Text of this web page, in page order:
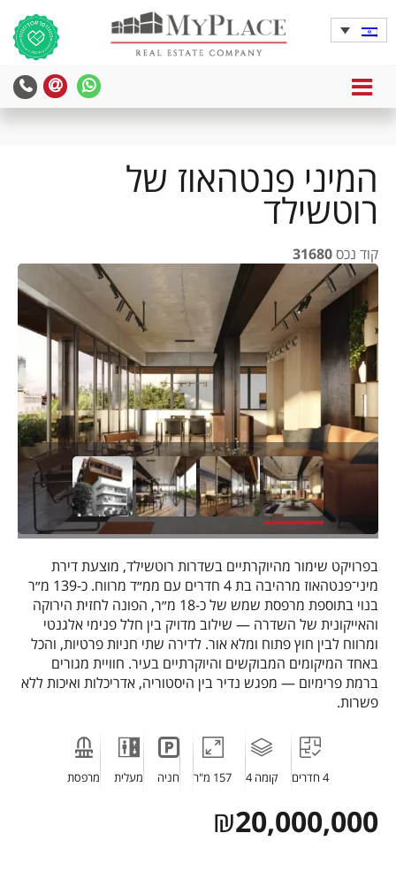
MyPlace
-
-
MENU
המיני פנטהאוז של
רוטשילד
קוד נכס31680
בפרויקט שימור מהיוקרתיים בשדרות רוטשילד, מוצעת דירת
מיני־פנטהאוז מרהיבה בת 4 חדרים עם ממ״ד מרווח. כ-139 מ״ר
בנוי בתוספת מרפסת שמש של כ-18 מ״ר, הפונה לחזית הירוקה
והאייקונית של השדרה — שילוב מדויק בין חלל פנימי אלגנטי
ומרווח לבין חוץ פתוח ומלא אור. לדירה שתי חניות פרטיות, והכל
באחד המיקומים המבוקשים והיוקרתיים בעיר. חוויית מגורים
ברמת פרימיום — מפגש נדיר בין היסטוריה, אדריכלות ואיכות ללא
פשרות.
4 חדרים קומה 4 157 מ"ר חניה מעלית מרפסת
20,000,000
₪